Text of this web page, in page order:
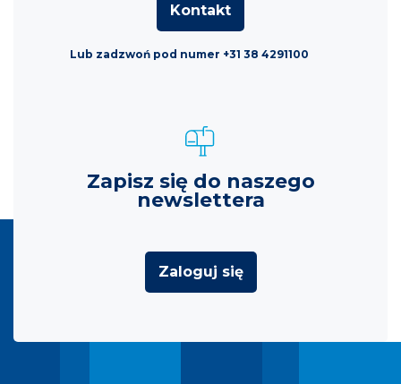
Kontakt
Lub zadzwoń pod numer +31 38 4291100
Zapisz się do naszego
newslettera
Zaloguj się